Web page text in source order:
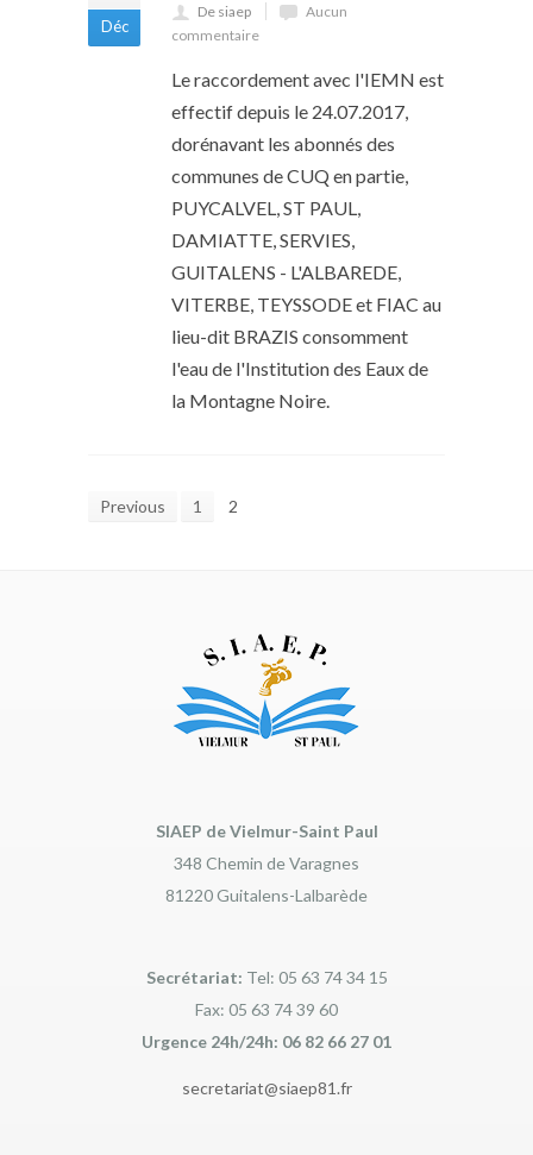
Déc
De siaep
Aucun
commentaire
Le raccordement avec l'IEMN est
effectif depuis le 24.07.2017,
dorénavant les abonnés des
communes de CUQ en partie,
PUYCALVEL, ST PAUL,
DAMIATTE, SERVIES,
GUITALENS - L'ALBAREDE,
VITERBE, TEYSSODE et FIAC au
lieu-dit BRAZIS consomment
l'eau de l'Institution des Eaux de
la Montagne Noire.
Previous 1 2
SIAEP de Vielmur-Saint Paul
348 Chemin de Varagnes
81220 Guitalens-Lalbarède
Secrétariat: Tel: 05 63 74 34 15
Fax: 05 63 74 39 60
Urgence 24h/24h: 06 82 66 27 01
secretariat@siaep81.fr